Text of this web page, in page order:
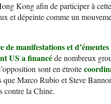
Kong afin de participer à
et dépeinte comme un
manifestations et
US a financéde nombreux
sont en étroite
que Marco Rubio et Steve
contre la Chine.